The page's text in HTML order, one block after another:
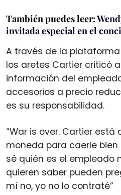
También puedes leer:
invitada especial en el
A través de la
los aretes Cartier criticó
información del
accesorios a precio
es su responsabilidad.
“War is over. Cartier está
moneda para caerle bien
sé quién es el empleado
quieren saber pueden
mí no, yo no lo contraté”